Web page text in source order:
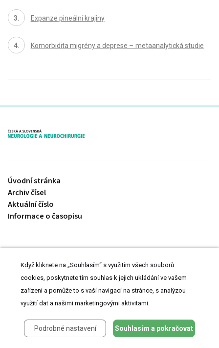
Expanze pineální krajiny
Komorbidita migrény a deprese – metaanalytická studie
proLékaře.cz
Úvodní stránka
Archiv čísel
Aktuální číslo
Informace o časopisu
Archiv čísel
Aktuální číslo
Informace o časopisu
Prohlášení o cookies
Nastavení cookies
Když kliknete na „Souhlasím“ s využitím všech souborů
cookies, poskytnete tím souhlas k jejich ukládání ve vašem
zařízení a pomůže to s vaší navigací na stránce, s analýzou
využití dat a našimi marketingovými aktivitami.
Podrobné nastavení Souhlasím a pokračovat